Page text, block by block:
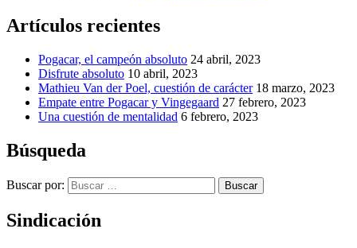
Artículos recientes
Pogacar, el campeón absoluto 24 abril, 2023
Disfrute absoluto 10 abril, 2023
Mathieu Van der Poel, cuestión de carácter 18 marzo, 2023
Empate entre Pogacar y Vingegaard 27 febrero, 2023
Una cuestión de mentalidad 6 febrero, 2023
Búsqueda
Buscar por: Buscar
Sindicación